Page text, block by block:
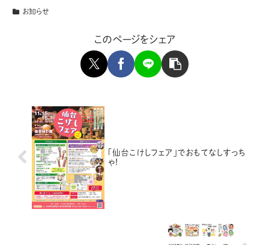
お知らせ
このページをシェア
「仙台こけしフェア」でおもてなしすっち
ゃ!